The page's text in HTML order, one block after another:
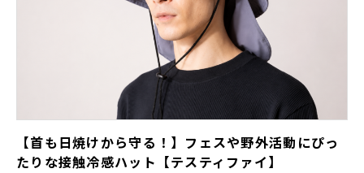
【首も日焼けから守る！】フェスや野外活動にぴっ
たりな接触冷感ハット【テスティファイ】